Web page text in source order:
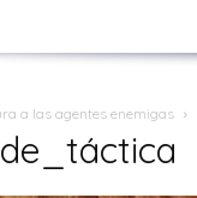
a las agentes enemigas